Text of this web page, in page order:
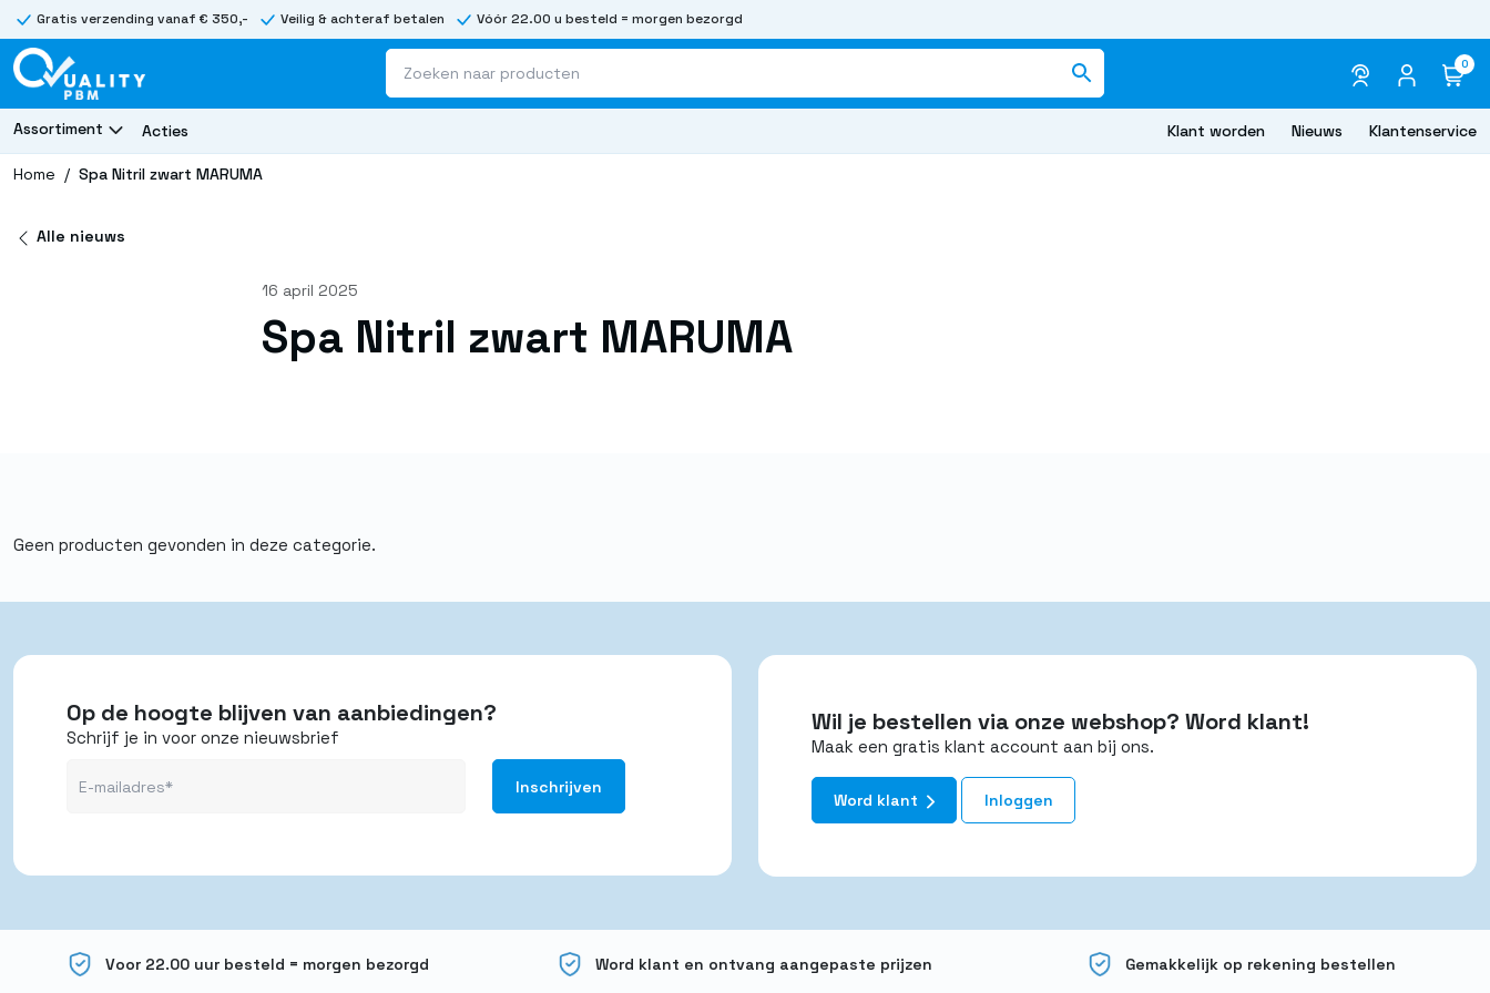
Gratis verzending vanaf € 350,- Veilig & achteraf betalen Vóór 22.00 u besteld = morgen bezorgd
0
Assortiment Acties Klant worden Nieuws Klantenservice
Home / Spa Nitril zwart MARUMA
Alle nieuws
16 april 2025
Spa Nitril zwart MARUMA
Geen producten gevonden in deze categorie.
Op de hoogte blijven van aanbiedingen?
Schrijf je in voor onze nieuwsbrief
Wil je bestellen via onze webshop? Word klant!
Maak een gratis klant account aan bij ons.
Word klant Inloggen
Voor 22.00 uur besteld = morgen bezorgd Word klant en ontvang aangepaste prijzen Gemakkelijk op rekening bestellen